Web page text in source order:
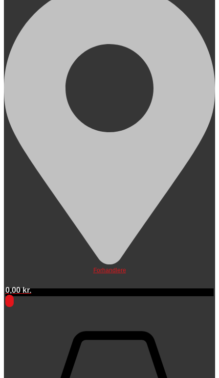
Forhandlere
0,00kr.